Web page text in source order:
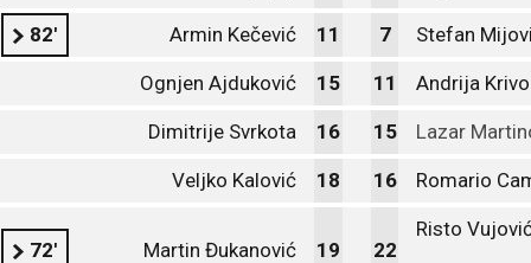
82' Armin Kečević 11 7 Stefan
Ognjen Ajduković 15 11 Andrija
Dimitrije Svrkota 16 15 Lazar
Veljko Kalović 18 16 Romario
72' Martin Đukanović 19 22
Risto